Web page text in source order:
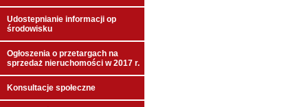
Udostepnianie informacji op
środowisku
Ogłoszenia o przetargach na
sprzedaż nieruchomości w 2017 r.
Konsultacje społeczne